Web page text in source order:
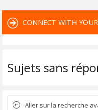
CONNECT WITH
Sujets sans
Aller sur la recherche